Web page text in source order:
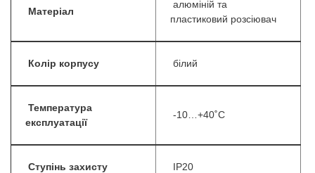
Матеріал
алюміній та
пластиковий розсіювач
Колір корпусу білий
Температура
експлуатації
-10…+40˚С
Ступінь захисту IP20